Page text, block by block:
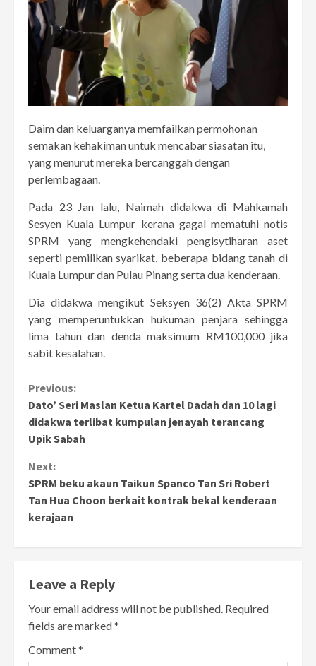
Daim dan keluarganya memfailkan permohonan
semakan kehakiman untuk mencabar siasatan itu,
yang menurut mereka bercanggah dengan
perlembagaan.
Pada 23 Jan lalu, Naimah didakwa di Mahkamah
Sesyen Kuala Lumpur kerana gagal mematuhi notis
SPRM yang mengkehendaki pengisytiharan aset
seperti pemilikan syarikat, beberapa bidang tanah di
Kuala Lumpur dan Pulau Pinang serta dua kenderaan.
Dia didakwa mengikut Seksyen 36(2) Akta SPRM
yang memperuntukkan hukuman penjara sehingga
lima tahun dan denda maksimum RM100,000 jika
sabit kesalahan.
Continue
Reading
Previous:
Dato’ Seri Maslan Ketua Kartel Dadah dan 10 lagi
didakwa terlibat kumpulan jenayah terancang
Upik Sabah
Next:
SPRM beku akaun Taikun Spanco Tan Sri Robert
Tan Hua Choon berkait kontrak bekal kenderaan
kerajaan
Leave a Reply
Your email address will not be published. Required
fields are marked*
Comment*